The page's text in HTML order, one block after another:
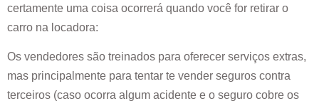
certamente uma coisa ocorrerá quando você for retirar o
carro na locadora:
Os vendedores são treinados para oferecer serviços extras,
mas principalmente para tentar te vender seguros contra
terceiros (caso ocorra algum acidente e o seguro cobre os